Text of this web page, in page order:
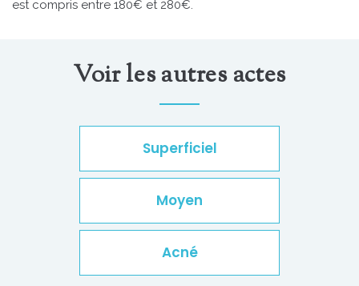
est compris entre 180€ et 280€.
Voir les autres actes
Superficiel
Moyen
Acné